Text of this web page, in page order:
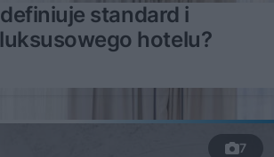
standard i
hotelu?
7